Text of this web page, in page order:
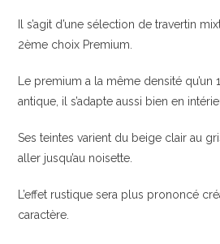
Il s’agit d’une sélection de travertin
2ème choix Premium.
Le premium a la même densité qu’un
antique, il s’adapte aussi bien en
Ses teintes varient du beige clair au
aller jusqu’au noisette.
L’effet rustique sera plus prononcé
caractère.